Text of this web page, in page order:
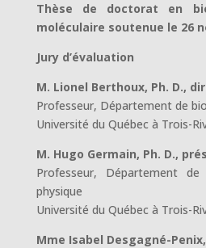
Thèse de doctorat en
moléculaire soutenue le 26
Jury d’évaluation
M. Lionel Berthoux, Ph. D.,
Professeur, Département de
Université du Québec à Trois-
M. Hugo Germain, Ph. D.,
Professeur, Département
physique
Université du Québec à Trois-
Mme Isabel Desgagné-